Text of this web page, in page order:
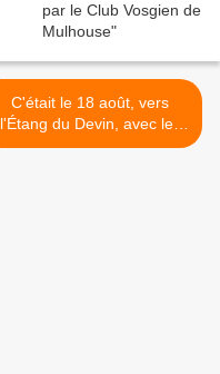
C'était le 18 août, vers
l'Étang du Devin, avec les
seniors >